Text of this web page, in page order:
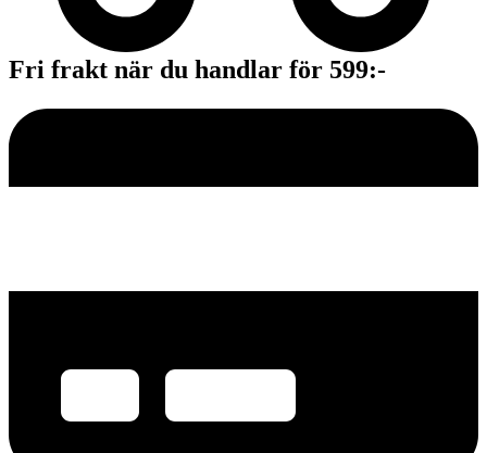
Fri frakt när du handlar för 599:-